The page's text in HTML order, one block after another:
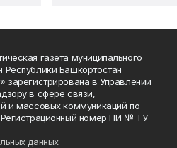
газета муниципального
Башкортостан
зарегистрирована в Управлении
в сфере связи,
и массовых коммуникаций по
номер ПИ № ТУ
данных